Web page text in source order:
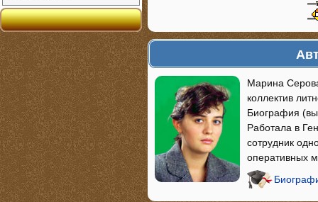
Марина
коллектив
Биография
Работала в
сотрудник
оперативных